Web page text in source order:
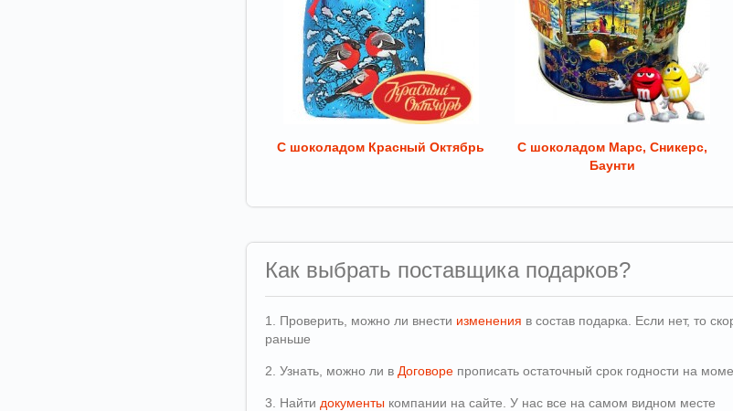
С шоколадом Красный Октябрь
С шоколадом Марс, Сникерс,
Баунти
Как выбрать поставщика подарков?
1. Проверить, можно ли внести изменения в состав подарка. Если нет, то
раньше
2. Узнать, можно ли в Договоре прописать остаточный срок годности на
3. Найти документы компании на сайте. У нас все на самом видном месте